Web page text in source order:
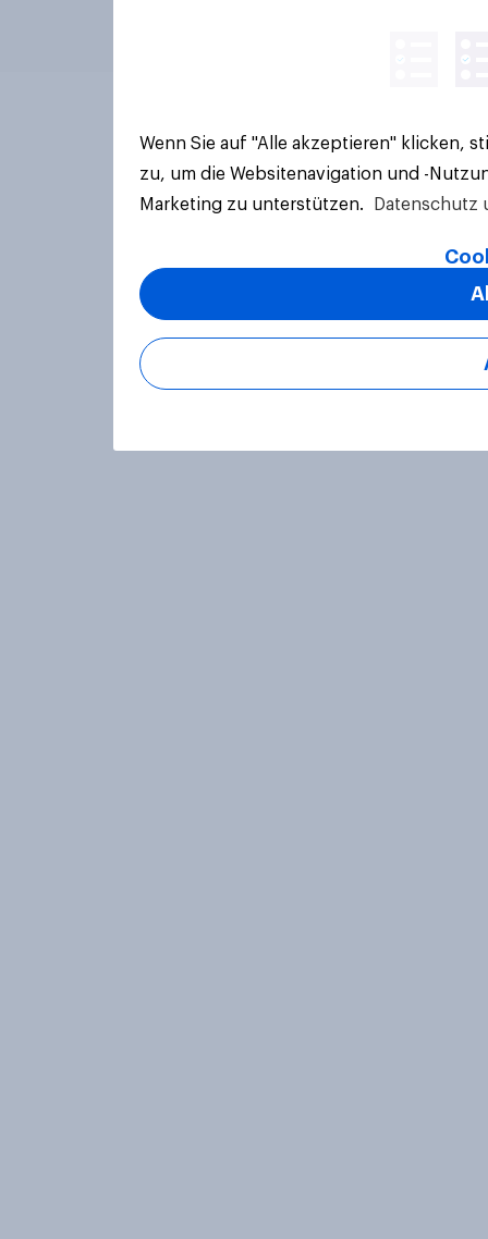
Wenn Sie auf "Alle akzeptieren" klicken,
zu, um die Websitenavigation und -
Marketing zu unterstützen.
Datenschutz